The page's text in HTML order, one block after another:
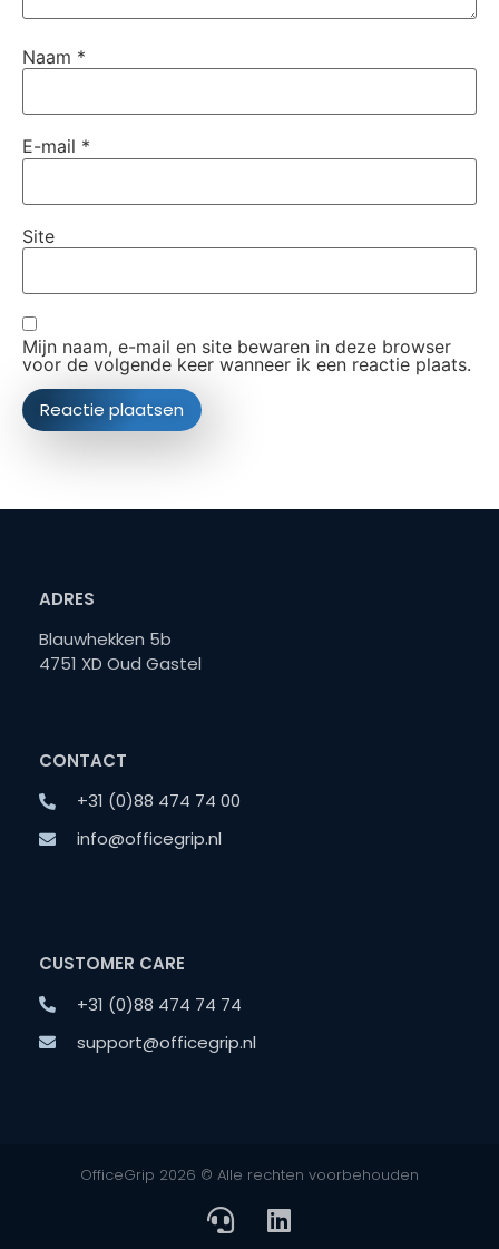
Naam *
E-mail *
Site
Mijn naam, e-mail en site bewaren in deze browser
voor de volgende keer wanneer ik een reactie plaats.
ADRES
Blauwhekken 5b
4751 XD Oud Gastel
CONTACT
+31 (0)88 474 74 00
info@officegrip.nl
CUSTOMER CARE
+31 (0)88 474 74 74
support@officegrip.nl
OfficeGrip 2026 © Alle rechten voorbehouden